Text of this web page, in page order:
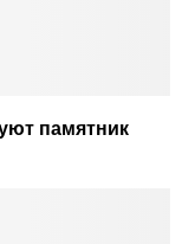
памятник